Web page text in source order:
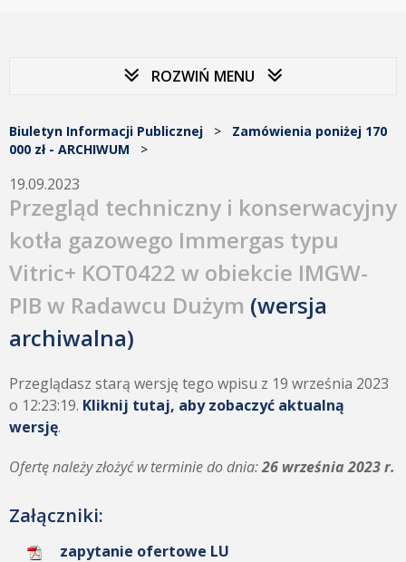
ROZWIŃ MENU
Biuletyn Informacji Publicznej > Zamówienia poniżej 170
000 zł - ARCHIWUM >
19.09.2023
Przegląd techniczny i konserwacyjny
kotła gazowego Immergas typu
Vitric+ KOT0422 w obiekcie IMGW-
PIB w Radawcu Dużym (wersja
archiwalna)
Przeglądasz starą wersję tego wpisu z 19 września 2023
o 12:23:19. Kliknij tutaj, aby zobaczyć aktualną
wersję.
Ofertę należy złożyć w terminie do dnia:26 września 2023 r.
Załączniki:
zapytanie ofertowe LU